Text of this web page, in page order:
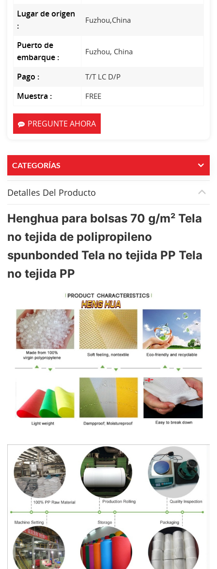
Lugar de origen
:
Fuzhou,China
Puerto de
embarque :
Fuzhou, China
Pago : T/T LC D/P
Muestra : FREE
PREGUNTE AHORA
CATEGORÍAS
Detalles Del Producto
Henghua para bolsas 70 g/m² Tela
no tejida de polipropileno
spunbonded Tela no tejida PP Tela
no tejida PP